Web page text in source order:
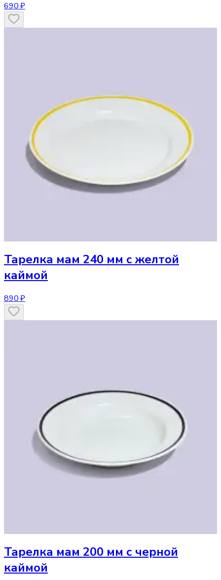
690 ₽
Тарелка мам 240 мм с желтой
каймой
890 ₽
Тарелка мам 200 мм с черной
каймой